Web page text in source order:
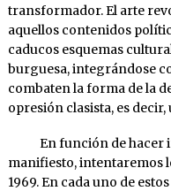
transformador. El arte
aquellos contenidos
caducos esquemas
burguesa, integrándose
combaten la forma de la
opresión clasista, es decir,
En función de hacer
manifiesto, intentaremos
1969. En cada uno de